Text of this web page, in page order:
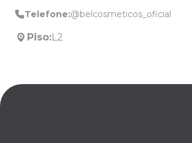
Telefone:@belcosmeticos_oficial
Piso:L2